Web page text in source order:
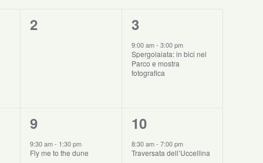
0
2
1
evento,
3
9:00 am- 3:00 pm
Spergolaiata: in bici nel
Parco e mostra
fotografica
1
evento,
9
9:30 am- 1:30 pm
Fly me to the dune
1
evento,
10
8:30 am- 7:00 pm
Traversata dell’Uccellina